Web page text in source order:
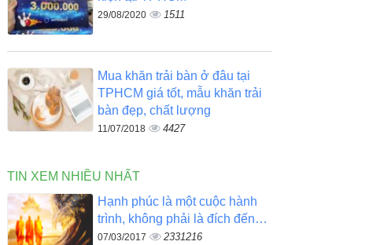
29/08/2020 1511
Mua khăn trải bàn ở đâu tại
TPHCM giá tốt, mẫu khăn trải
bàn đẹp, chất lượng
11/07/2018 4427
TIN XEM NHIỀU NHẤT
Hạnh phúc là một cuộc hành
trình, không phải là đích đến…
07/03/2017 2331216